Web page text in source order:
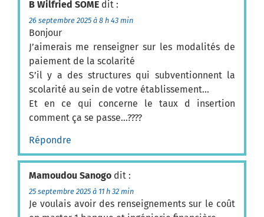
B Wilfried SOME dit :
26 septembre 2025 à 8 h 43 min
Bonjour
J’aimerais me renseigner sur les modalités de
paiement de la scolarité
S’il y a des structures qui subventionnent la
scolarité au sein de votre établissement…
Et en ce qui concerne le taux d insertion
comment ça se passe…????
Répondre
Mamoudou Sanogo dit :
25 septembre 2025 à 11 h 32 min
Je voulais avoir des renseignements sur le coût